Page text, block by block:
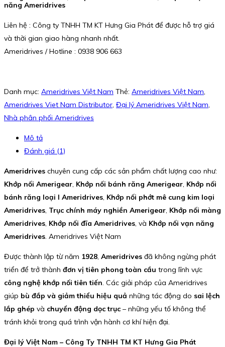
năng Ameridrives
Liên hệ : Công ty TNHH TM KT Hưng Gia Phát để được hỗ trợ giá
và thời gian giao hàng nhanh nhất.
Ameridrives / Hotline : 0938 906 663
Danh mục: Ameridrives Việt Nam Thẻ: Ameridrives Việt Nam,
Ameridrives Viet Nam Distributor, Đại lý Ameridrives Việt Nam,
Nhà phân phối Ameridrives
Mô tả
Đánh giá (1)
Ameridrives chuyên cung cấp các sản phẩm chất lượng cao như:
Khớp nối Amerigear, Khớp nối bánh răng Amerigear, Khớp nối
bánh răng loại I Ameridrives, Khớp nối phớt mê cung kim loại
Ameridrives, Trục chính máy nghiền Amerigear, Khớp nối màng
Ameridrives, Khớp nối đĩa Ameridrives, và Khớp nối vạn năng
Ameridrives. Ameridrives Việt Nam
Được thành lập từ năm 1928, Ameridrives đã không ngừng phát
triển để trở thành đơn vị tiên phong toàn cầu trong lĩnh vực
công nghệ khớp nối tiên tiến. Các giải pháp của Ameridrives
giúp bù đắp và giảm thiểu hiệu quả những tác động do sai lệch
lắp ghép và chuyển động dọc trục – những yếu tố không thể
tránh khỏi trong quá trình vận hành cơ khí hiện đại.
Đại lý Việt Nam – Công Ty TNHH TM KT Hưng Gia Phát